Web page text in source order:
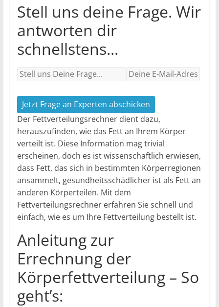
Stell uns deine Frage. Wir
antworten dir
schnellstens...
Jetzt Frage an Experten abschicken
Der Fettverteilungsrechner dient dazu,
herauszufinden, wie das Fett an Ihrem Körper
verteilt ist. Diese Information mag trivial
erscheinen, doch es ist wissenschaftlich erwiesen,
dass Fett, das sich in bestimmten Körperregionen
ansammelt, gesundheitsschädlicher ist als Fett an
anderen Körperteilen. Mit dem
Fettverteilungsrechner erfahren Sie schnell und
einfach, wie es um Ihre Fettverteilung bestellt ist.
Anleitung zur
Errechnung der
Körperfettverteilung – So
geht’s: